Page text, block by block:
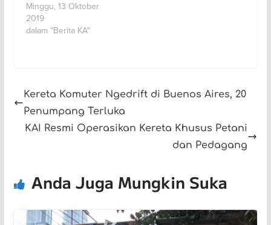
Minggu, 13 Oktober
2019
dalam "Berita KA"
Kereta Komuter Ngedrift di Buenos Aires, 20
Penumpang Terluka
KAI Resmi Operasikan Kereta Khusus Petani
dan Pedagang
Anda Juga Mungkin Suka